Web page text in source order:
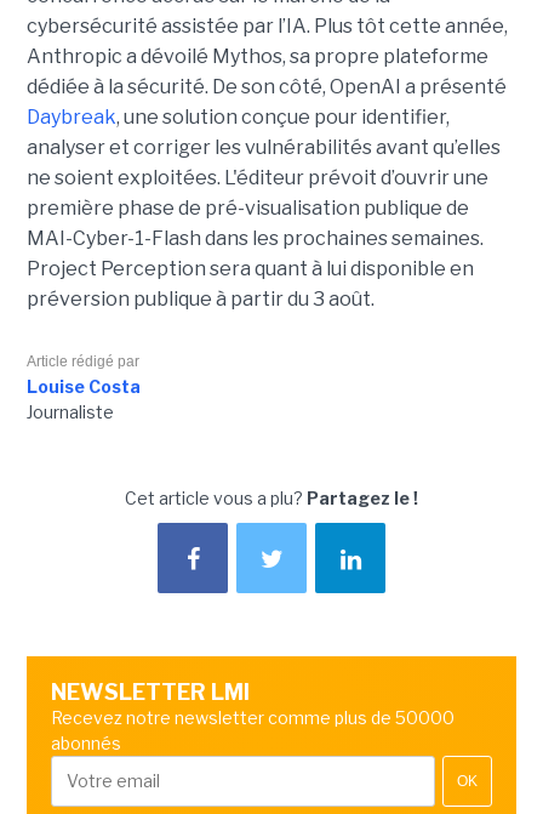
cybersécurité assistée par l’IA. Plus tôt cette année,
Anthropic a dévoilé Mythos, sa propre plateforme
dédiée à la sécurité. De son côté, OpenAI a présenté
Daybreak, une solution conçue pour identifier,
analyser et corriger les vulnérabilités avant qu’elles
ne soient exploitées. L'éditeur prévoit d’ouvrir une
première phase de pré-visualisation publique de
MAI-Cyber-1-Flash dans les prochaines semaines.
Project Perception sera quant à lui disponible en
préversion publique à partir du 3 août.
Article rédigé par
Louise Costa
Journaliste
Cet article vous a plu? Partagez le !
NEWSLETTER LMI
Recevez notre newsletter comme plus de 50000
abonnés
OK